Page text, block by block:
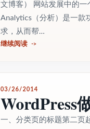
文博客） 网站发展中的
Analytics（分析）是一款
求，从而帮...
继续阅读
03/26/2014
WordPress
一、分类页的标题第二页